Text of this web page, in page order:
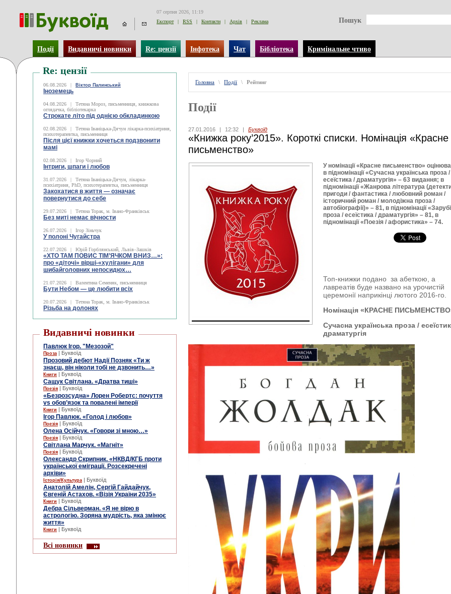
07 серпня 2026, 11:19
Експорт
| RSS | Контакти | Архів | Реклама Пошук
Події Видавничі новинки Re: цензії Інфотека Чат Бібліотека Кримінальне чтиво
Re: цензії
06.08.2026 | Віктор Палинський
Іноземець
04.08.2026 |
Тетяна Мороз, письменниця, книжкова
оглядачка, бібліотекарка
Строкате літо під однією обкладинкою
02.08.2026 |
Тетяна Іваніцька-Дячун лікарка-психіатриня,
психотерапевтка, письменниця
Після цієї книжки хочеться подзвонити
мамі
02.08.2026 | Ігор Чорний
Інтриги, шпаги і любов
31.07.2026 |
Тетяна Іваніцька-Дячун, лікарка-
психіатриня, PhD, психотерапевтка, письменниця
Закохатися в життя — означає
повернутися до себе
29.07.2026 | Тетяна Торак, м. Івано-Франківськ
Без миті немає вічности
26.07.2026 | Ігор Зіньчук
У полоні Чугайстра
22.07.2026 | Юрій Горблянський, Львів–Зашків
«ХТО ТАМ ПОВИС ТІМ’ЯЧКОМ ВНИЗ…»:
про «діточі» вірші-«хулігани» для
шибайголовних непосидюх…
21.07.2026 | Валентина Семеняк, письменниця
Бути Небом ― це любити всіх
20.07.2026 | Тетяна Торак, м. Івано-Франківськ
Різьба на долонях
Видавничі новинки
Павлюк Ігор. "Мезозой"
Проза | Буквоїд
Прозовий дебют Надії Позняк «Ти ж
знаєш, він ніколи тобі не дзвонить…»
Книги | Буквоїд
Сащук Світлана. «Дратва тиші»
Поезія | Буквоїд
«Безрозсудна» Лорен Робертс: почуття
vs обов’язок та повалені імперії
Книги | Буквоїд
Ігор Павлюк. «Голод і любов»
Поезія | Буквоїд
Олена Осійчук. «Говори зі мною…»
Поезія | Буквоїд
Світлана Марчук. «Магніт»
Поезія | Буквоїд
Олександр Скрипник. «НКВД/КГБ проти
української еміграції. Розсекречені
архіви»
Історія/Культура | Буквоїд
Анатолій Амелін, Сергій Гайдайчук,
Євгеній Астахов. «Візія України 2035»
Книги | Буквоїд
Дебра Сільверман. «Я не вірю в
астрологію. Зоряна мудрість, яка змінює
життя»
Книги | Буквоїд
Всі новинки
Головна \ Події \ Рейтинг
Події
27.01.2016 | 12:32 | Буквоїд
«Книжка року’2015». Короткі списки. Номінація «Красне
письменство»
У номінації «Красне письменство»
в підномінації «Сучасна українська проза /
есеїстика / драматургія» – 63 видання; в
підномінації «Жанрова література
пригоди / фантастика / любовний роман /
історичний роман / молодіжна проза /
автобіографії)» – 81, в підномінації
проза / есеїстика / драматургія» – 81, в
підномінації «Поезія / афористика» – 74.
Топ-книжки подано за абеткою, а
лавреатів буде названо на урочистій
церемонії наприкінці лютого 2016-го.
Номінація «КРАСНЕ
Сучасна українська проза /
драматургія